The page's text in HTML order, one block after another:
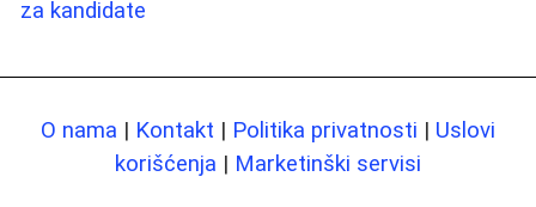
za kandidate
O nama | Kontakt | Politika privatnosti | Uslovi
korišćenja | Marketinški servisi